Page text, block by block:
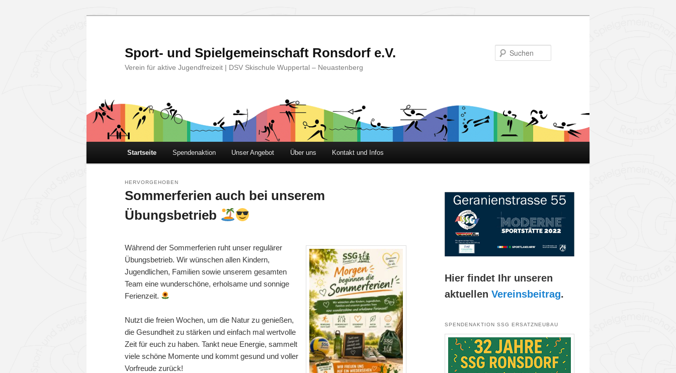
Sport- und Spielgemeinschaft Ronsdorf e.V.
Verein für aktive Jugendfreizeit | DSV Skischule Wuppertal – Neuastenberg
Startseite Spendenaktion Unser Angebot Über uns Kontakt und Infos
Sommerferien auch bei unserem
Übungsbetrieb
HERVORGEHOBEN
Während der Sommerferien ruht unser regulärer
Übungsbetrieb. Wir wünschen allen Kindern,
Jugendlichen, Familien sowie unserem gesamten
Team eine wunderschöne, erholsame und sonnige
Ferienzeit.
Nutzt die freien Wochen, um die Natur zu genießen,
die Gesundheit zu stärken und einfach mal wertvolle
Zeit für euch zu haben. Tankt neue Energie, sammelt
viele schöne Momente und kommt gesund und voller
Vorfreude zurück!
Hier findet Ihr unseren
aktuellen Vereinsbeitrag.
SPENDENAKTION SSG ERSATZNEUBAU